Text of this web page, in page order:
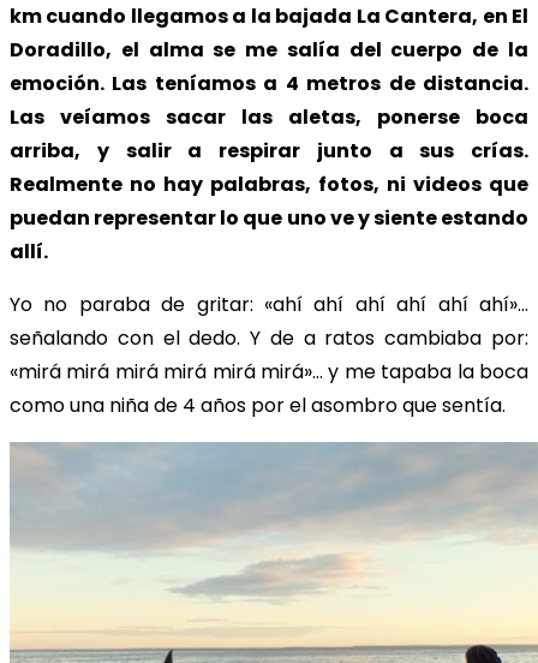
km cuando llegamos a la bajada La Cantera, en El
Doradillo, el alma se me salía del cuerpo de la
emoción. Las teníamos a 4 metros de distancia.
Las veíamos sacar las aletas, ponerse boca
arriba, y salir a respirar junto a sus crías.
Realmente no hay palabras, fotos, ni videos que
puedan representar lo que uno ve y siente estando
allí.
Yo no paraba de gritar: «ahí ahí ahí ahí ahí ahí»…
señalando con el dedo. Y de a ratos cambiaba por:
«mirá mirá mirá mirá mirá mirá»… y me tapaba la boca
como una niña de 4 años por el asombro que sentía.